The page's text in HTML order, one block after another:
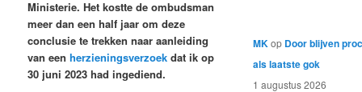
Ministerie. Het kostte de ombudsman
meer dan een half jaar om deze
conclusie te trekken naar aanleiding
van eenherzieningsverzoek dat ik op
30 juni 2023 had ingediend.
MKop Door blijven
als laatste gok
1 augustus 2026